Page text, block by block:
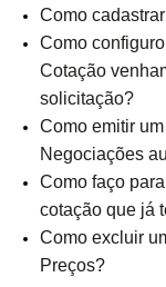
Como
Como
Cotação
solicitação?
Como emitir
Negociações
Como faço
cotação que já
Como excluir
Preços?